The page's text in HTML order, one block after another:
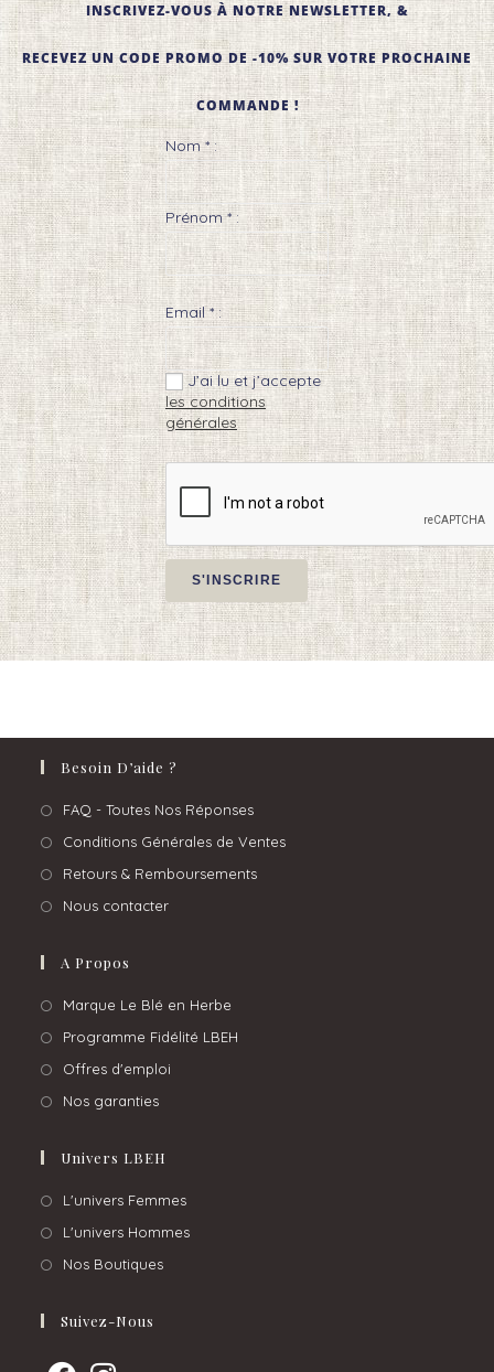
INSCRIVEZ-VOUS À NOTRE NEWSLETTER, &
RECEVEZ UN CODE PROMO DE -10% SUR VOTRE PROCHAINE
COMMANDE !
Nom * :
Prénom * :
Email * :
J’ai lu et j’accepte
les conditions
générales
Besoin D’aide ?
FAQ - Toutes Nos Réponses
Conditions Générales de Ventes
Retours & Remboursements
Nous contacter
A Propos
Marque Le Blé en Herbe
Programme Fidélité LBEH
Offres d'emploi
Nos garanties
Univers LBEH
L'univers Femmes
L'univers Hommes
Nos Boutiques
Suivez-Nous